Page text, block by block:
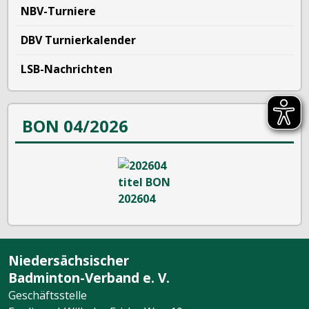
NBV-Turniere
DBV Turnierkalender
LSB-Nachrichten
BON 04/2026
Niedersächsischer
Badminton-Verband e. V.
Geschäftsstelle